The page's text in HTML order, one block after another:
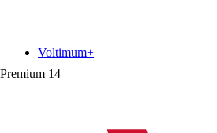
Premium 14
Voltimum+